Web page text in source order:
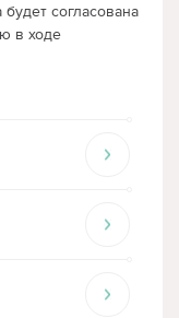
согласована
в ходе